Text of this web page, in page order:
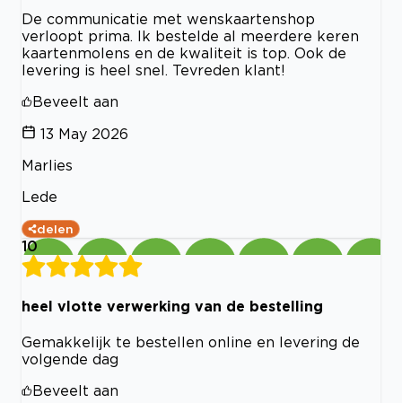
De communicatie met wenskaartenshop
verloopt prima. Ik bestelde al meerdere keren
kaartenmolens en de kwaliteit is top. Ook de
levering is heel snel. Tevreden klant!
Beveelt aan
13 May 2026
Marlies
Lede
delen
10
heel vlotte verwerking van de bestelling
Gemakkelijk te bestellen online en levering de
volgende dag
Beveelt aan